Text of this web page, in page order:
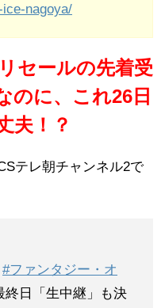
nagoya/
セールの先着受
のに、これ26日
夫！？
テレ朝チャンネル2で
#ファンタジー・オ
終日「生中継」も決